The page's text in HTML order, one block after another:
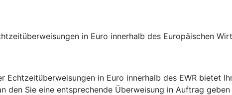
in Euro innerhalb des Europäischen
in Euro innerhalb des EWR bietet
den Sie eine entsprechende Überweisung in Auftrag geben